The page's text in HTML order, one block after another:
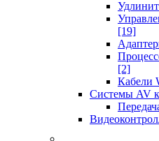
[19]
[2]
Кабели
Системы AV